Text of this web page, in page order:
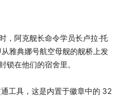
，阿克舰长命令学员长卢拉·托
雅典娜号航空母舰的舰桥上发
锁在他们的宿舍里。
工具，这是内置于徽章中的 32